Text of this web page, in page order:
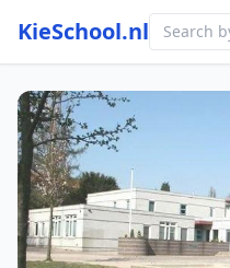
KieSchool.nl